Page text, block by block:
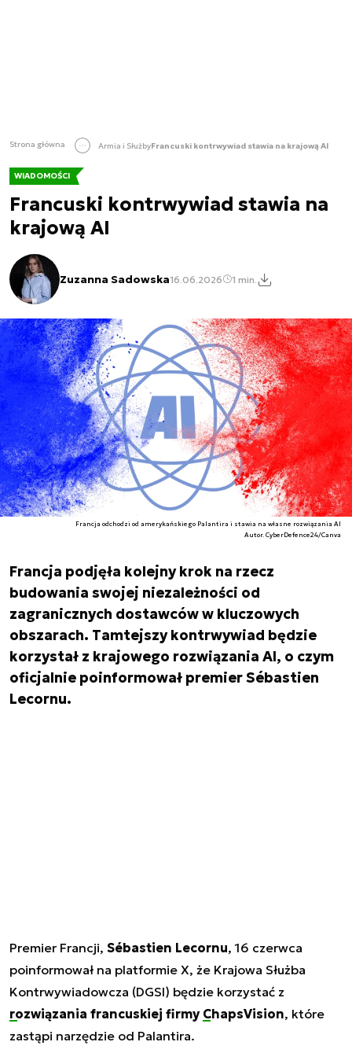
Strona główna Armia i SłużbyFrancuski kontrwywiad stawia na krajową AI
WIADOMOŚCI
Francuski kontrwywiad stawia na
krajową AI
Zuzanna Sadowska16.06.2026 1 min.
Francja odchodzi od amerykańskiego Palantira i stawia na własne rozwiązania AI
Autor. CyberDefence24/Canva
Francja podjęła kolejny krok na rzecz
budowania swojej niezależności od
zagranicznych dostawców w kluczowych
obszarach. Tamtejszy kontrwywiad będzie
korzystał z krajowego rozwiązania AI, o czym
oficjalnie poinformował premier Sébastien
Lecornu.
Premier Francji, Sébastien Lecornu, 16 czerwca
poinformował na platformie X, że Krajowa Służba
Kontrwywiadowcza (DGSI) będzie korzystać z
rozwiązania francuskiej firmy ChapsVision, które
zastąpi narzędzie od Palantira.